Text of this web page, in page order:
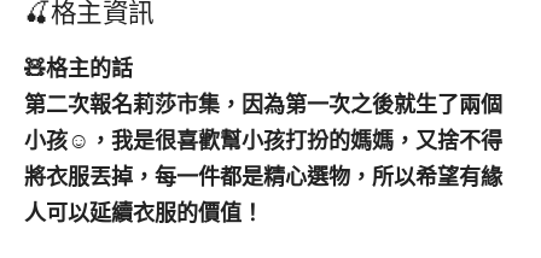
🍒格主資訊
🧸格主的話
第二次報名莉莎市集，因為第一次之後就生了兩個
小孩☺️ ，我是很喜歡幫小孩打扮的媽媽，又捨不得
將衣服丟掉，每一件都是精心選物，所以希望有緣
人可以延續衣服的價值！